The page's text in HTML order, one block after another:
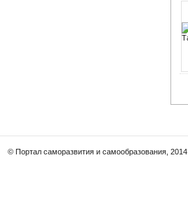
© Портал саморазвития и самообразования, 2014